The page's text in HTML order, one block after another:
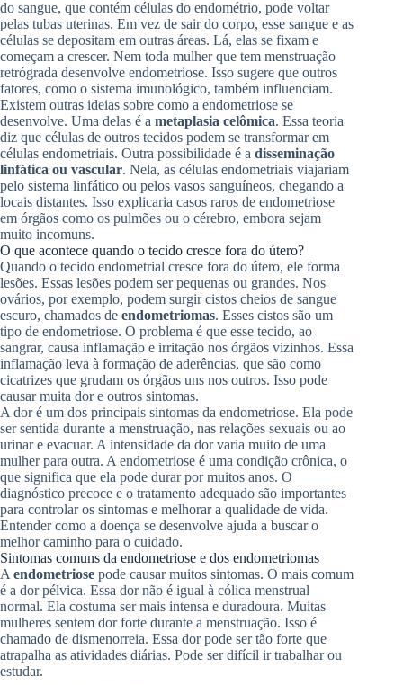
do sangue, que contém células do endométrio, pode voltar
pelas tubas uterinas. Em vez de sair do corpo, esse sangue e as
células se depositam em outras áreas. Lá, elas se fixam e
começam a crescer. Nem toda mulher que tem menstruação
retrógrada desenvolve endometriose. Isso sugere que outros
fatores, como o sistema imunológico, também influenciam.
Existem outras ideias sobre como a endometriose se
desenvolve. Uma delas é a metaplasia celômica. Essa teoria
diz que células de outros tecidos podem se transformar em
células endometriais. Outra possibilidade é a disseminação
linfática ou vascular. Nela, as células endometriais viajariam
pelo sistema linfático ou pelos vasos sanguíneos, chegando a
locais distantes. Isso explicaria casos raros de endometriose
em órgãos como os pulmões ou o cérebro, embora sejam
muito incomuns.
O que acontece quando o tecido cresce fora do útero?
Quando o tecido endometrial cresce fora do útero, ele forma
lesões. Essas lesões podem ser pequenas ou grandes. Nos
ovários, por exemplo, podem surgir cistos cheios de sangue
escuro, chamados de endometriomas. Esses cistos são um
tipo de endometriose. O problema é que esse tecido, ao
sangrar, causa inflamação e irritação nos órgãos vizinhos. Essa
inflamação leva à formação de aderências, que são como
cicatrizes que grudam os órgãos uns nos outros. Isso pode
causar muita dor e outros sintomas.
A dor é um dos principais sintomas da endometriose. Ela pode
ser sentida durante a menstruação, nas relações sexuais ou ao
urinar e evacuar. A intensidade da dor varia muito de uma
mulher para outra. A endometriose é uma condição crônica, o
que significa que ela pode durar por muitos anos. O
diagnóstico precoce e o tratamento adequado são importantes
para controlar os sintomas e melhorar a qualidade de vida.
Entender como a doença se desenvolve ajuda a buscar o
melhor caminho para o cuidado.
Sintomas comuns da endometriose e dos endometriomas
A endometriose pode causar muitos sintomas. O mais comum
é a dor pélvica. Essa dor não é igual à cólica menstrual
normal. Ela costuma ser mais intensa e duradoura. Muitas
mulheres sentem dor forte durante a menstruação. Isso é
chamado de dismenorreia. Essa dor pode ser tão forte que
atrapalha as atividades diárias. Pode ser difícil ir trabalhar ou
estudar.